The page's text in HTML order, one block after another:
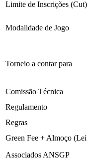
Limite de Inscrições (Cut)
Modalidade de Jogo
Torneio a contar para
Comissão Técnica
Regulamento
Regras
Green Fee + Almoço
Associados ANSGP